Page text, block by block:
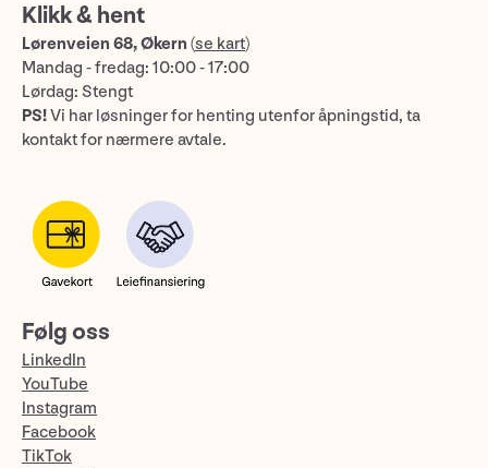
Klikk & hent
Lørenveien 68, Økern (se kart)
Mandag - fredag: 10:00 - 17:00
Lørdag: Stengt
PS!Vi har løsninger for henting utenfor åpningstid, ta
kontakt for nærmere avtale.
Følg oss
LinkedIn
YouTube
Instagram
Facebook
TikTok